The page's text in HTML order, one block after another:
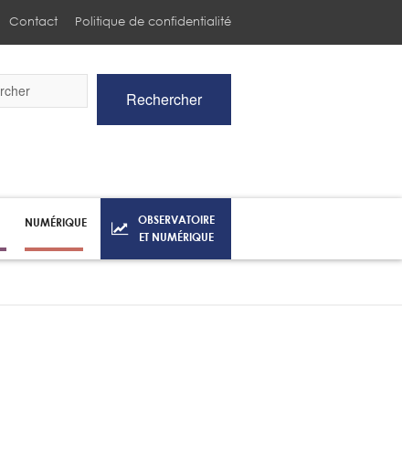
Contact Politique de confidentialité
Rechercher
NUMÉRIQUE
OBSERVATOIRE
ET NUMÉRIQUE